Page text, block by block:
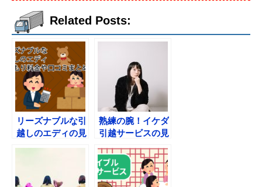
Related Posts:
リーズナブルな引
越しのエディの見
熟練の腕！イケダ
引越サービスの見
ン。口コミもチェ
ック